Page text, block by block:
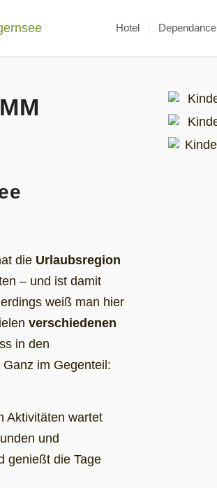
Hotel Dependance
die Urlaubsregion
– und ist damit
weiß man hier
verschiedenen
in den
im Gegenteil:
Aktivitäten wartet
und
genießt die Tage